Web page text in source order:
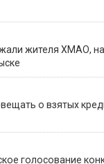
жителя ХМАО,
о взятых
голосование